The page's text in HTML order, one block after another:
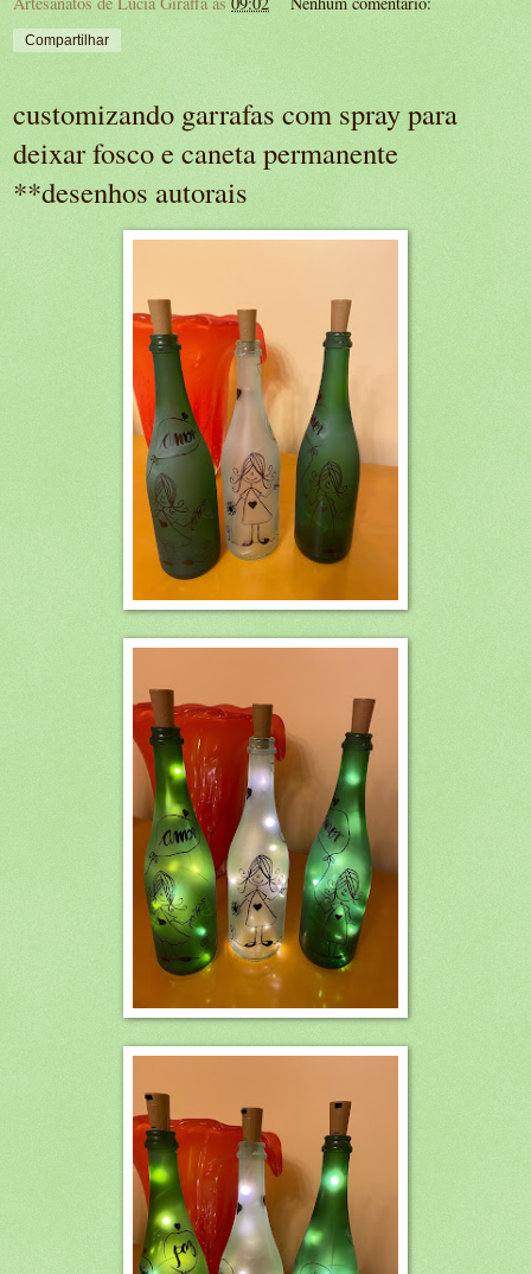
Compartilhar
customizando garrafas com spray para
deixar fosco e caneta permanente
**desenhos autorais